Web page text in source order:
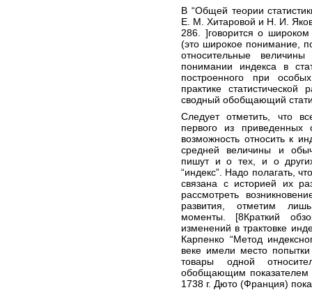
В “Общей теории
Е. М. Хитаровой и Н. И.
286. ]говорится о
(это широкое понимание,
относительные
понимании индекса в
построенного при
практике
сводный обобщающий
Следует отметить, что
первого из приведенных
возможность относить к
средней величины и
пишут и о тех, и о
“индекс”. Надо полагать,
связана с историей их
рассмотреть
развития, отметим
моменты. [8Краткий
изменений в трактовке
Карпенко “Метод
веке имели место
товары одной
обобщающим показателем
1738 г. Дюто (Франция)